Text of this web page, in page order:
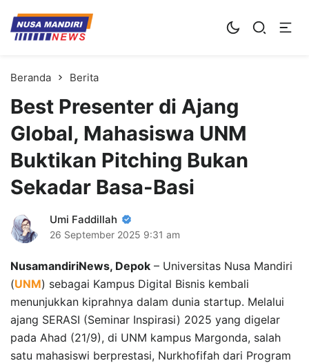
Kampus Digital Bisnis
Universitas Nusa Mandiri
Beranda Berita
Best Presenter di Ajang
Global, Mahasiswa UNM
Buktikan Pitching Bukan
Sekadar Basa-Basi
Umi Faddillah
26 September 2025 9:31 am
NusamandiriNews, Depok – Universitas Nusa Mandiri
(UNM) sebagai Kampus Digital Bisnis kembali
menunjukkan kiprahnya dalam dunia startup. Melalui
ajang SERASI (Seminar Inspirasi) 2025 yang digelar
pada Ahad (21/9), di UNM kampus Margonda, salah
satu mahasiswi berprestasi, Nurkhofifah dari Program